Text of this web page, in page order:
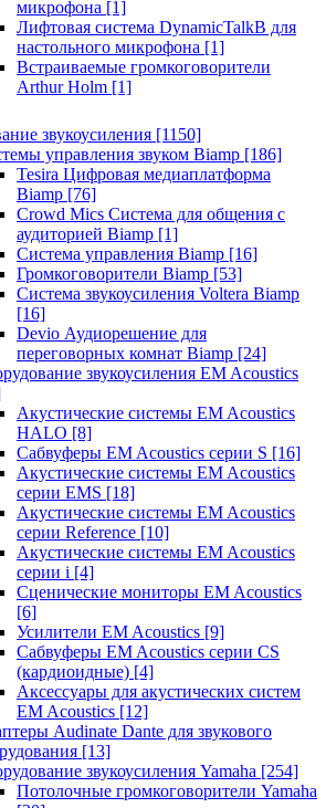
микрофона [1]
Лифтовая система DynamicTalkB для
настольного микрофона [1]
Встраиваемые громкоговорители
Arthur Holm [1]
звукоусиления [1150]
управления звуком Biamp [186]
Tesira Цифровая медиаплатформа
Biamp [76]
Crowd Mics Система для общения с
аудиторией Biamp [1]
Система управления Biamp [16]
Громкоговорители Biamp [53]
Система звукоусиления Voltera Biamp
[16]
Devio Аудиорешение для
переговорных комнат Biamp [24]
звукоусиления EM Acoustics
Акустические системы EM Acoustics
HALO [8]
Сабвуферы EM Acoustics серии S [16]
Акустические системы EM Acoustics
серии EMS [18]
Акустические системы EM Acoustics
серии Reference [10]
Акустические системы EM Acoustics
серии i [4]
Сценические мониторы EM Acoustics
[6]
Усилители EM Acoustics [9]
Сабвуферы EM Acoustics серии CS
(кардиоидные) [4]
Аксессуары для акустических систем
EM Acoustics [12]
Audinate Dante для звукового
[13]
звукоусиления Yamaha [254]
Потолочные громкоговорители Yamaha